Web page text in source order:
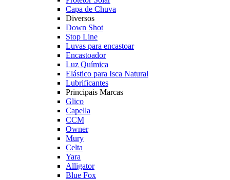
Capa de Chuva
Diversos
Down Shot
Stop Line
Luvas para encastoar
Encastoador
Luz Química
Elástico para Isca Natural
Lubrificantes
Principais Marcas
Glico
Capella
CCM
Owner
Mury
Celta
Yara
Alligator
Blue Fox